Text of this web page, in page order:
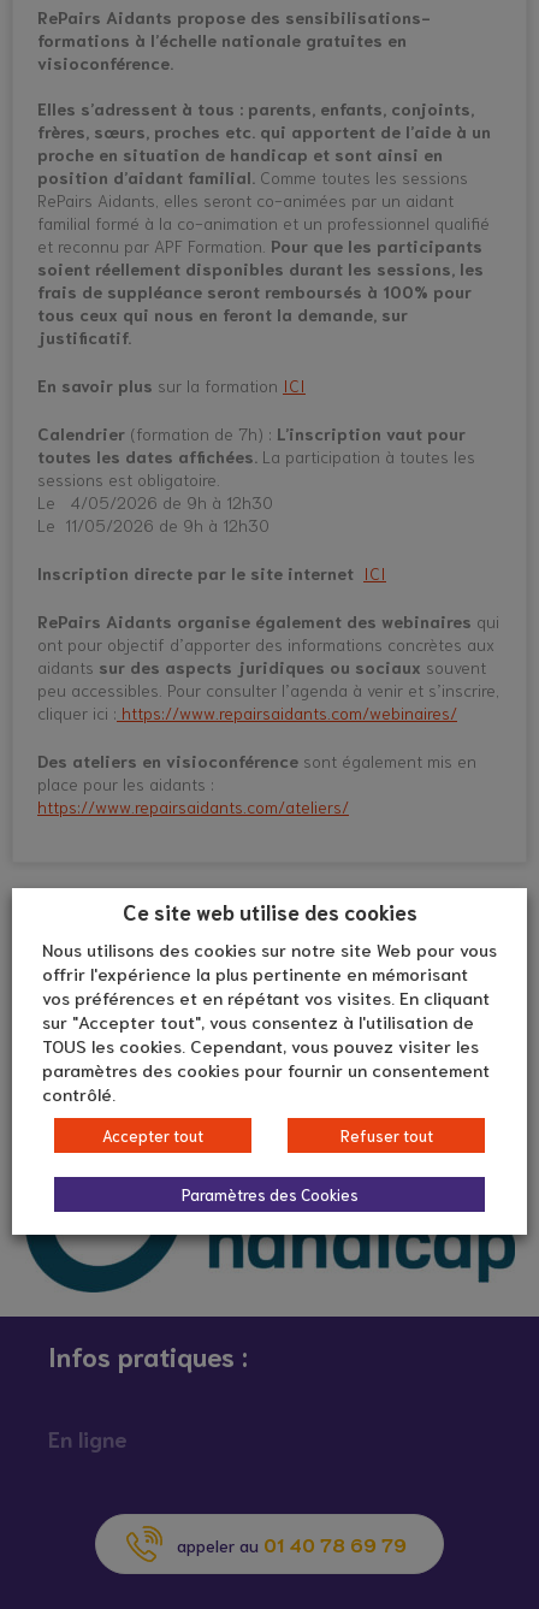
RePairs Aidants propose des sensibilisations-
formations à l’échelle nationale gratuites en
visioconférence.
Elles s’adressent à tous : parents, enfants, conjoints,
frères, sœurs, proches etc. qui apportent de l’aide à un
proche en situation de handicap et sont ainsi en
position d’aidant familial. Comme toutes les sessions
RePairs Aidants, elles seront co-animées par un aidant
familial formé à la co-animation et un professionnel qualifié
et reconnu par APF Formation. Pour que les participants
soient réellement disponibles durant les sessions, les
frais de suppléance seront remboursés à 100% pour
tous ceux qui nous en feront la demande, sur
justificatif.
En savoir plus sur la formation ICI
Calendrier (formation de 7h) : L’inscription vaut pour
toutes les dates affichées. La participation à toutes les
sessions est obligatoire.
Le 4/05/2026 de 9h à 12h30
Le 11/05/2026 de 9h à 12h30
Inscription directe par le site internet ICI
RePairs Aidants organise également des webinaires qui
ont pour objectif d’apporter des informations concrètes aux
aidants sur des aspects juridiques ou sociaux souvent
peu accessibles. Pour consulter l’agenda à venir et s’inscrire,
cliquer ici : https://www.repairsaidants.com/webinaires/
Des ateliers en visioconférence sont également mis en
place pour les aidants :
https://www.repairsaidants.com/ateliers/
Infos pratiques :
En ligne
appeler au 01 40 78 69 79
Ce site web utilise des cookies
Nous utilisons des cookies sur notre site Web pour vous
offrir l'expérience la plus pertinente en mémorisant
vos préférences et en répétant vos visites. En cliquant
sur "Accepter tout", vous consentez à l'utilisation de
TOUS les cookies. Cependant, vous pouvez visiter les
paramètres des cookies pour fournir un consentement
contrôlé.
Accepter tout Refuser tout
Paramètres des Cookies